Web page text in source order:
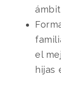
el
hijas